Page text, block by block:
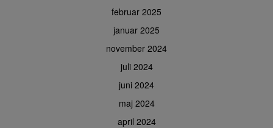
februar 2025
januar 2025
november 2024
juli 2024
juni 2024
maj 2024
april 2024